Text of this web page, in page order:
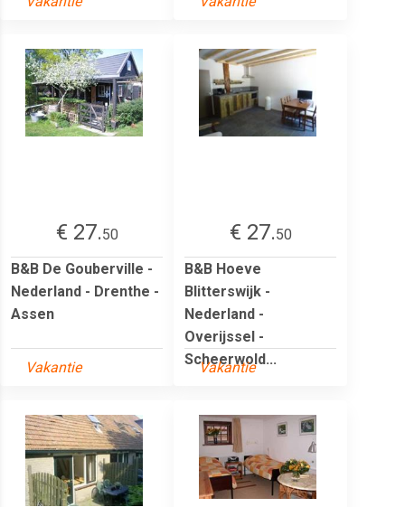
€ 27.50
B&B De Gouberville -
Nederland - Drenthe -
Assen
Vakantie
€ 27.50
B&B Hoeve
Blitterswijk -
Nederland -
Overijssel -
Scheerwold...
Vakantie